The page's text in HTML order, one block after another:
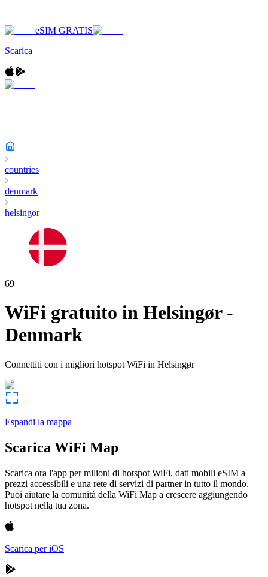
eSIM GRATIS
Scarica
countries
denmark
helsingor
69
WiFi gratuito in Helsingør-
Denmark
Connettiti con i migliori hotspot WiFi in Helsingør
Espandi la mappa
Scarica WiFi Map
Scarica ora l'app per milioni di hotspot WiFi, dati mobili eSIM a
prezzi accessibili e una rete di servizi di partner in tutto il mondo.
Puoi aiutare la comunità della WiFi Map a crescere aggiungendo
hotspot nella tua zona.
Scarica per iOS